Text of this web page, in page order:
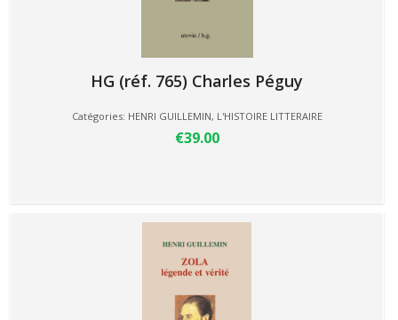
HG (réf. 765) Charles Péguy
Catégories: HENRI GUILLEMIN, L'HISTOIRE LITTERAIRE
€39.00